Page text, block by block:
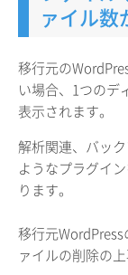
ァイル数
移行元の
い場合、1つのデ
表示されます。
解析関連、バッ
ようなプラグイ
ります。
移行元
ァイルの削除の